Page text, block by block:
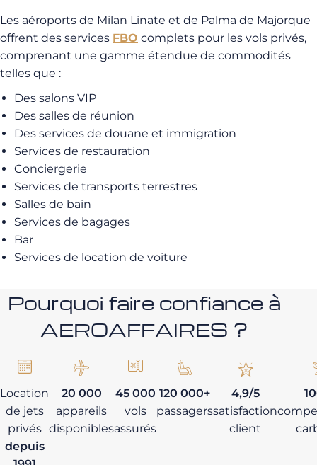
Les aéroports de Milan Linate et de Palma de Majorque
offrent des services FBO complets pour les vols privés,
comprenant une gamme étendue de commodités
telles que :
Des salons VIP
Des salles de réunion
Des services de douane et immigration
Services de restauration
Conciergerie
Services de transports terrestres
Salles de bain
Services de bagages
Bar
Services de location de voiture
Pourquoi faire confiance à
AEROAFFAIRES ?
Location
de jets
privés
depuis
20 000
appareils
disponibles
45 000
vols
assurés
120 000+
passagers
4,9/5
satisfaction
client